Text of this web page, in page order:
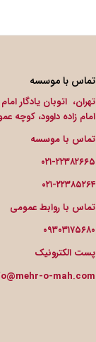
تماس با موسسه
تهران، اتوبان یادگار
امام زاده داوود، کوچه
تماس با موسسه
۰۲۱-۲۲۳۸۲۶۶۵
۰۲۱-۲۲۳۸۵۲۶۴
تماس با روابط عمومی
۰۹۳۰۳۱۷۵۶۸۰
پست الکترونیک
o-mah.com